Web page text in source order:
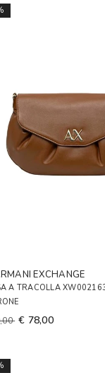
EXCHANGE
A TRACOLLA
€ 78,00